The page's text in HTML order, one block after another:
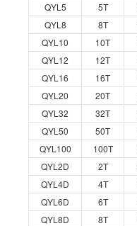
QYL5
5T
QYL8
8T
QYL10
10T
QYL12
12T
QYL16
16T
QYL20
20T
QYL32
32T
QYL50
50T
QYL100
100T
QYL2D
2T
QYL4D
4T
QYL6D
6T
QYL8D
8T